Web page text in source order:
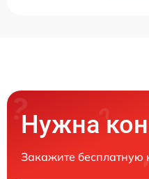
Нужна
Закажите бесплатную